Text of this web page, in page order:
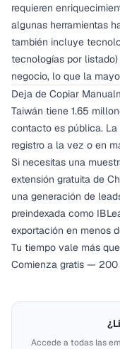
requieren
algunas herramientas
también incluye
tecnologías por
negocio, lo que la
Deja de Copiar
Taiwán tiene 1.65
contacto es pública.
registro a la vez o en
Si necesitas una
extensión gratuita de
una generación de
preindexada como
exportación en menos
Tu tiempo vale más
Comienza gratis — 200
Accede a todas las